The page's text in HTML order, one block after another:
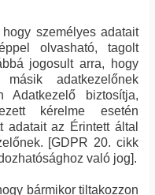
személyes adatait
olvasható, tagolt
jogosult arra, hogy
adatkezelőnek
Adatkezelő biztosítja,
kérelme esetén
adatait az Érintett által
[GDPR 20. cikk
való jog].
bármikor tiltakozzon